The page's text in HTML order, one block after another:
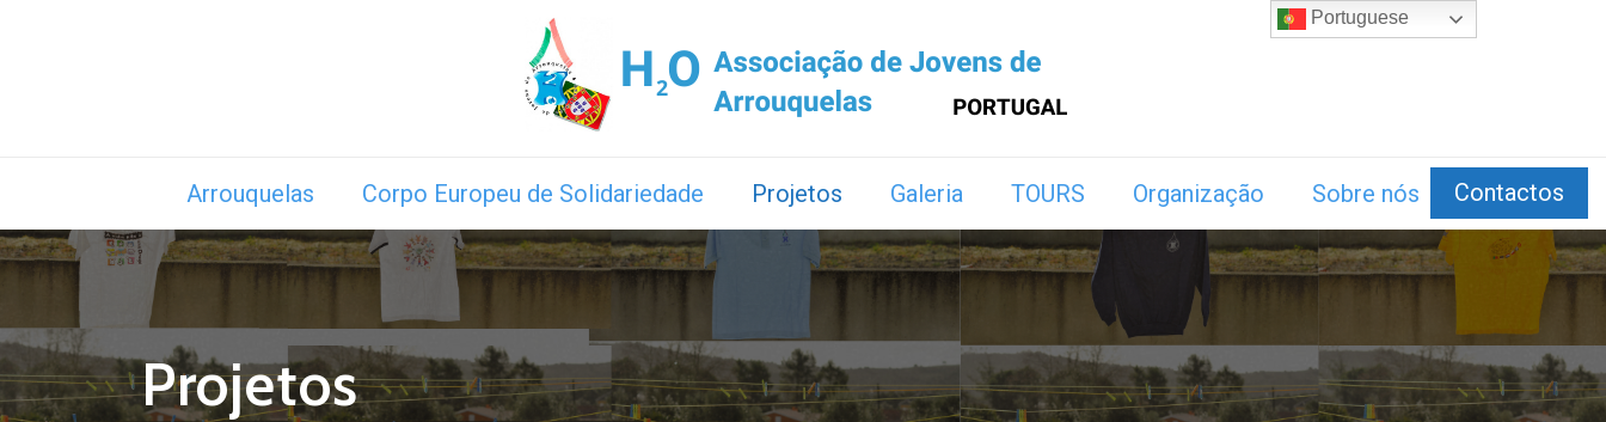
Arrouquelas Corpo Europeu de Solidariedade Projetos Galeria TOURS Organização Sobre nós Contactos
Projetos
Portuguese